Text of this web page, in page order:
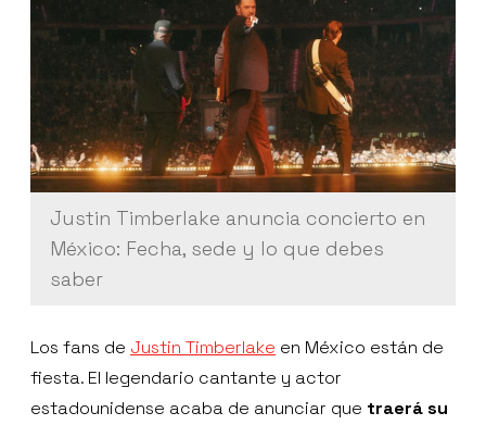
Justin Timberlake anuncia concierto en
México: Fecha, sede y lo que debes
saber
Los fans de Justin Timberlake en México están de
fiesta. El legendario cantante y actor
estadounidense acaba de anunciar que traerá su